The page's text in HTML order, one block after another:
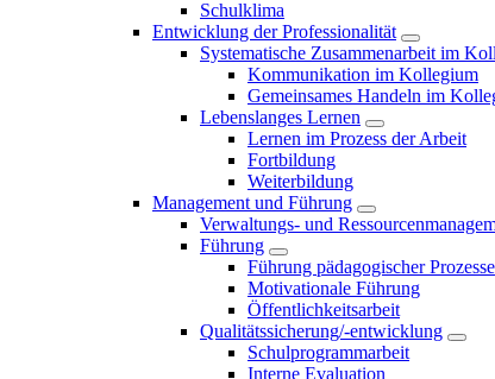
Schulklima
Entwicklung der Professionalität
Systematische Zusammenarbeit im
Kommunikation im Kollegium
Gemeinsames Handeln im
Lebenslanges Lernen
Lernen im Prozess der Arbeit
Fortbildung
Weiterbildung
Management und Führung
Verwaltungs- und
Führung
Führung pädagogischer Prozesse
Motivationale Führung
Öffentlichkeitsarbeit
Qualitätssicherung/-entwicklung
Schulprogrammarbeit
Interne Evaluation